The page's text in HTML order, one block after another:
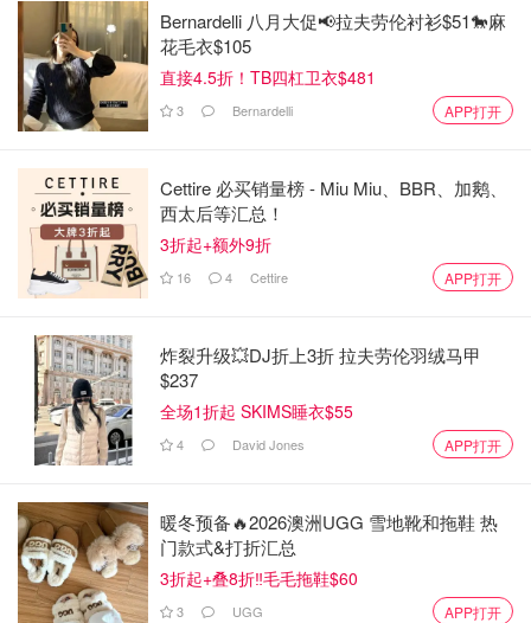
Bernardelli 八月大促📢拉夫劳伦衬衫$51🐎麻
花毛衣$105
直接4.5折！TB四杠卫衣$481
3 Bernardelli APP打开
Cettire 必买销量榜 - Miu Miu、BBR、加鹅、
西太后等汇总！
3折起+额外9折
16 4 Cettire APP打开
炸裂升级💥DJ折上3折 拉夫劳伦羽绒马甲
$237
全场1折起 SKIMS睡衣$55
4 David Jones APP打开
暖冬预备🔥2026澳洲UGG 雪地靴和拖鞋 热
门款式&打折汇总
3折起+叠8折‼️毛毛拖鞋$60
3 UGG APP打开